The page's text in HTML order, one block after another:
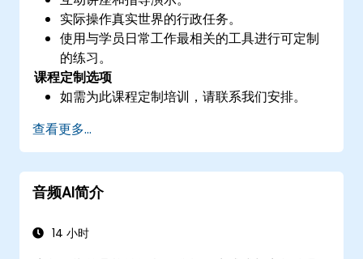
实际操作真实世界的行政任务。
使用与学员日常工作最相关的工具进行可定制
的练习。
课程定制选项
如需为此课程定制培训，请联系我们安排。
查看更多...
音频AI简介
14 小时